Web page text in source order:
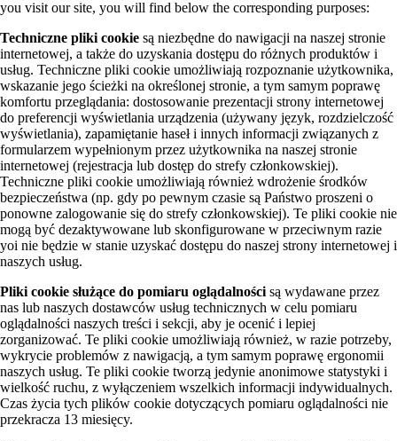
you visit our site, you will find below the corresponding purposes:
Techniczne pliki cookie są niezbędne do nawigacji na naszej stronie
internetowej, a także do uzyskania dostępu do różnych produktów i
usług. Techniczne pliki cookie umożliwiają rozpoznanie użytkownika,
wskazanie jego ścieżki na określonej stronie, a tym samym poprawę
komfortu przeglądania: dostosowanie prezentacji strony internetowej
do preferencji wyświetlania urządzenia (używany język, rozdzielczość
wyświetlania), zapamiętanie haseł i innych informacji związanych z
formularzem wypełnionym przez użytkownika na naszej stronie
internetowej (rejestracja lub dostęp do strefy członkowskiej).
Techniczne pliki cookie umożliwiają również wdrożenie środków
bezpieczeństwa (np. gdy po pewnym czasie są Państwo proszeni o
ponowne zalogowanie się do strefy członkowskiej). Te pliki cookie nie
mogą być dezaktywowane lub skonfigurowane w przeciwnym razie
yoi nie będzie w stanie uzyskać dostępu do naszej strony internetowej i
naszych usług.
Pliki cookie służące do pomiaru oglądalności są wydawane przez
nas lub naszych dostawców usług technicznych w celu pomiaru
oglądalności naszych treści i sekcji, aby je ocenić i lepiej
zorganizować. Te pliki cookie umożliwiają również, w razie potrzeby,
wykrycie problemów z nawigacją, a tym samym poprawę ergonomii
naszych usług. Te pliki cookie tworzą jedynie anonimowe statystyki i
wielkość ruchu, z wyłączeniem wszelkich informacji indywidualnych.
Czas życia tych plików cookie dotyczących pomiaru oglądalności nie
przekracza 13 miesięcy.